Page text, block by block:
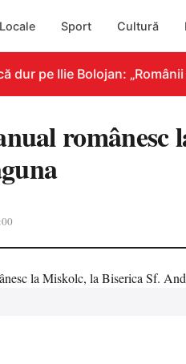
Locale Sport Cultură
pe Ilie Bolojan:
românesc